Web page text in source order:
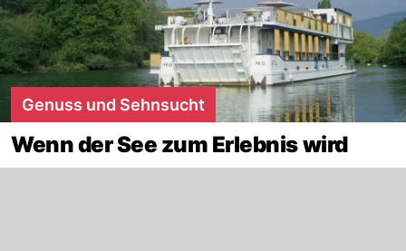
Genuss und Sehnsucht
Wenn der See zum Erlebnis wird